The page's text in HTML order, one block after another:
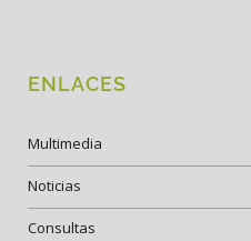
ENLACES
Multimedia
Noticias
Consultas